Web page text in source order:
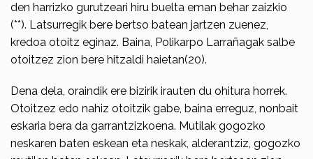
den harrizko gurutzeari hiru buelta eman behar zaizkio
(**). Latsurregik bere bertso batean jartzen zuenez,
kredoa otoitz eginaz. Baina, Polikarpo Larrañagak salbe
otoitzez zion bere hitzaldi haietan­(20).
Dena dela, oraindik ere bizirik irauten du ohitura horrek.
Otoitzez edo nahiz otoitzik gabe, baina erreguz, nonbait
eskaria bera da garrantzizkoena. Mutilak gogozko
neskaren baten eskean eta neskak, alderantziz, gogozko